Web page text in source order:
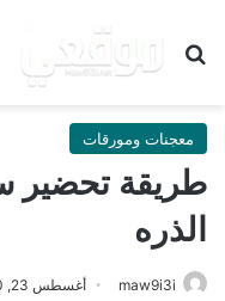
بحث عن
معجنات ومورقات
طريقة تحضير
الذره
maw9i3i أغسطس 23, 2020